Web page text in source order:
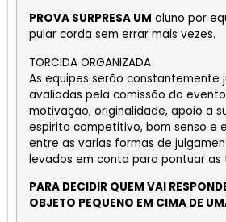
PROVA SURPRESA UM aluno por
pular corda sem errar mais vezes.
TORCIDA ORGANIZADA
As equipes serão constantemente
avaliadas pela comissão do
motivação, originalidade, apoio a
espirito competitivo, bom senso e
entre as varias formas de
levados em conta para pontuar as
PARA DECIDIR QUEM VAI
OBJETO PEQUENO EM CIMA DE